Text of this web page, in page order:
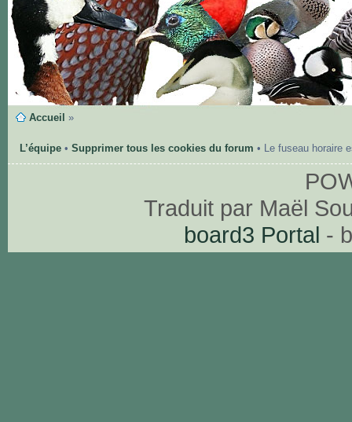
Accueil »
L’équipe• Supprimer tous les cookies du forum • Le fuseau horaire
Traduit par Maël
board3 Portal -